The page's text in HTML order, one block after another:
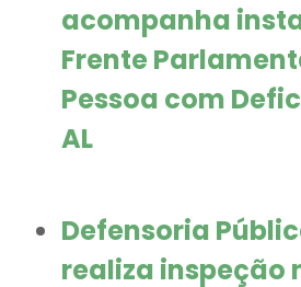
acompanha
Frente
Pessoa com
AL
Defensoria
realiza inspeção